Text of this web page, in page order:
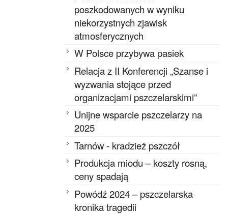
poszkodowanych w wyniku
niekorzystnych zjawisk
atmosferycznych
W Polsce przybywa pasiek
Relacja z II Konferencji „Szanse i
wyzwania stojące przed
organizacjami pszczelarskimi”
Unijne wsparcie pszczelarzy na
2025
Tarnów - kradzież pszczół
Produkcja miodu – koszty rosną,
ceny spadają
Powódź 2024 – pszczelarska
kronika tragedii